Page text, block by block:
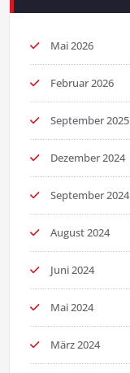
Mai 2026
Februar 2026
September 2025
Dezember 2024
September 2024
August 2024
Juni 2024
Mai 2024
März 2024